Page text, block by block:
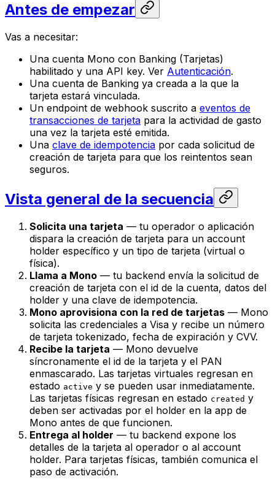
Antes de empezar
Vas a necesitar:
Una cuenta Mono con Banking (Tarjetas)
habilitado y una API key. Ver Autenticación.
Una cuenta de Banking ya creada a la que la
tarjeta estará vinculada.
Un endpoint de webhook suscrito a eventos de
transacciones de tarjeta para la actividad de gasto
una vez la tarjeta esté emitida.
Una clave de idempotencia por cada solicitud de
creación de tarjeta para que los reintentos sean
seguros.
Vista general de la secuencia
Solicita una tarjeta — tu operador o aplicación
dispara la creación de tarjeta para un account
holder específico y un tipo de tarjeta (virtual o
física).
Llama a Mono — tu backend envía la solicitud de
creación de tarjeta con el id de la cuenta, datos del
holder y una clave de idempotencia.
Mono aprovisiona con la red de tarjetas — Mono
solicita las credenciales a Visa y recibe un número
de tarjeta tokenizado, fecha de expiración y CVV.
Recibe la tarjeta — Mono devuelve
síncronamente el id de la tarjeta y el PAN
enmascarado. Las tarjetas virtuales regresan en
estado active y se pueden usar inmediatamente.
Las tarjetas físicas regresan en estado created y
deben ser activadas por el holder en la app de
Mono antes de que funcionen.
Entrega al holder — tu backend expone los
detalles de la tarjeta al operador o al account
holder. Para tarjetas físicas, también comunica el
paso de activación.